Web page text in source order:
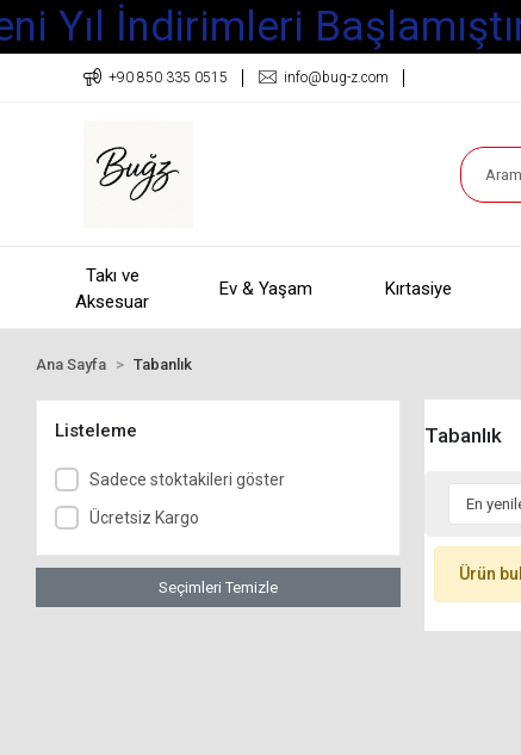
Yıl İndirimleri Başlamıştır
+90 850 335 0515 info@bug-z.com
Takı ve
Aksesuar
Ev & Yaşam Kırtasiye
Ana Sayfa Tabanlık
Listeleme
Sadece stoktakileri göster
Ücretsiz Kargo
Seçimleri Temizle
Tabanlık
Ürün